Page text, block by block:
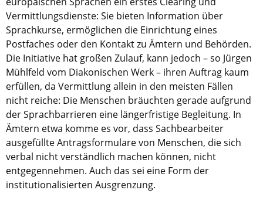
Vermittlungsdienste: Sie bieten Information über
Sprachkurse, ermöglichen die Einrichtung eines
Postfaches oder den Kontakt zu Ämtern und Behörden.
Die Initiative hat großen Zulauf, kann jedoch – so Jürgen
Mühlfeld vom Diakonischen Werk – ihren Auftrag kaum
erfüllen, da Vermittlung allein in den meisten Fällen
nicht reiche: Die Menschen bräuchten gerade aufgrund
der Sprachbarrieren eine längerfristige Begleitung. In
Ämtern etwa komme es vor, dass Sachbearbeiter
ausgefüllte Antragsformulare von Menschen, die sich
verbal nicht verständlich machen können, nicht
entgegennehmen. Auch das sei eine Form der
institutionalisierten Ausgrenzung.